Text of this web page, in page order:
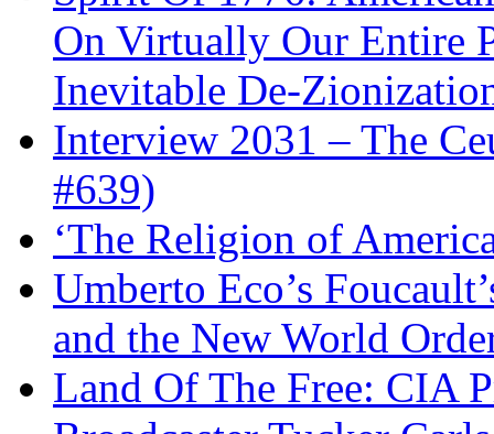
On Virtually Our Entire
Inevitable De-
Interview 2031 – The
#639)
‘The Religion of
Umberto Eco’s
and the New World
Land Of The Free: CIA